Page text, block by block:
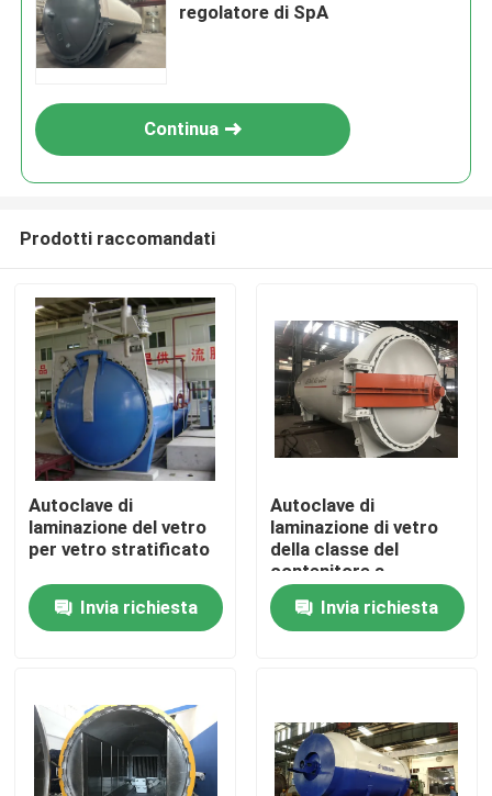
Prodotti
Video
regolatore di SpA
Continua
Prodotti raccomandati
Autoclave di
laminazione del vetro
per vetro stratificato
Invia richiesta
Autoclave di
laminazione di vetro
della classe del
contenitore a
pressione A2 con il
monitoraggio di dati in
tempo reale
Invia richiesta